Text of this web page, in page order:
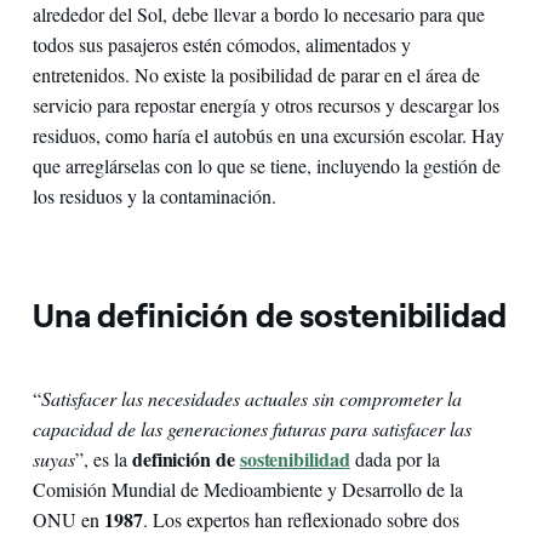
alrededor del Sol, debe llevar a bordo lo necesario para que
todos sus pasajeros estén cómodos, alimentados y
entretenidos. No existe la posibilidad de parar en el área de
servicio para repostar energía y otros recursos y descargar los
residuos, como haría el autobús en una excursión escolar. Hay
que arreglárselas con lo que se tiene, incluyendo la gestión de
los residuos y la contaminación.
Una definición de sostenibilidad
“Satisfacer las necesidades actuales sin comprometer la
capacidad de las generaciones futuras para satisfacer las
suyas”, es ladefinición desostenibilidaddada por la
Comisión Mundial de Medioambiente y Desarrollo de la
ONU en 1987. Los expertos han reflexionado sobre dos